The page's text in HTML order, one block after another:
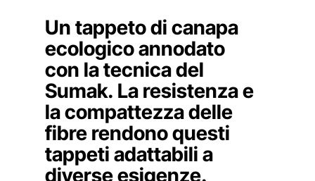
Un tappeto di canapa
ecologico annodato
con la tecnica del
Sumak. La resistenza e
la compattezza delle
fibre rendono questi
tappeti adattabili a
diverse esigenze.